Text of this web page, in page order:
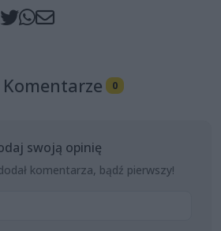
Komentarze 0
swoją opinię
komentarza, bądź pierwszy!